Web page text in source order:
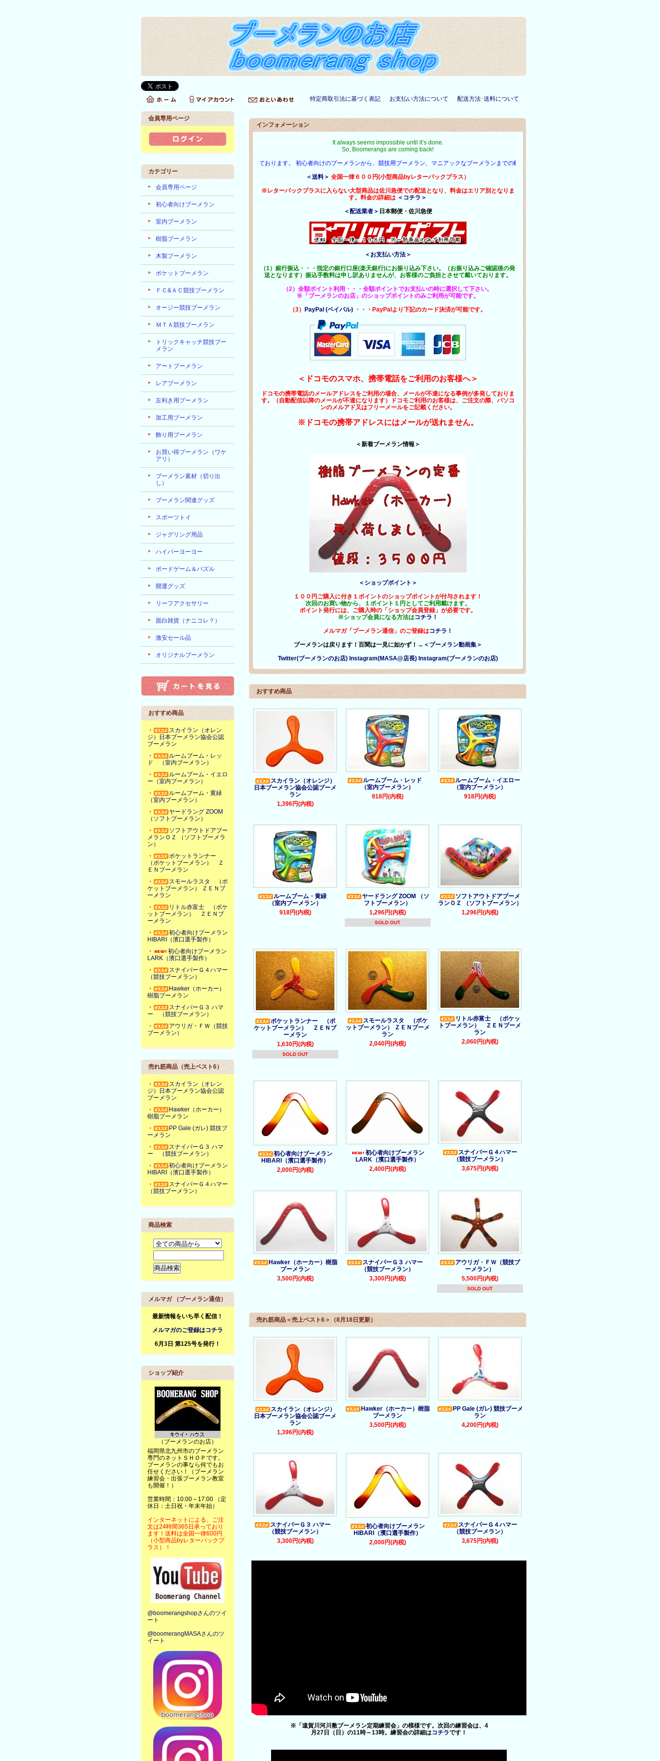
特定商取引法に基づく表記 お支払い方法について 配送方法･送料について
会員専用ページ
カテゴリー
会員専用ページ
初心者向けブーメラン
室内ブーメラン
樹脂ブーメラン
木製ブーメラン
ポケットブーメラン
ＦＣ&ＡＣ競技ブーメラン
オージー競技ブーメラン
ＭＴＡ競技ブーメラン
トリックキャッチ競技ブー
メラン
アートブーメラン
レアブーメラン
左利き用ブーメラン
加工用ブーメラン
飾り用ブーメラン
お買い得ブーメラン（ワケ
アリ）
ブーメラン素材（切り出
し）
ブーメラン関連グッズ
スポーツトイ
ジャグリング用品
ハイパーヨーヨー
ボードゲーム＆パズル
開運グッズ
リーフアクセサリー
面白雑貨（ナニコレ？）
激安セール品
オリジナルブーメラン
おすすめ商品
・
スカイラン（オレン
ジ）日本ブーメラン協会公認
ブーメラン
・
ルームブーム・レッ
ド （室内ブーメラン）
・
ルームブーム・イエロ
ー（室内ブーメラン）
・
ルームブーム・黄緑
（室内ブーメラン）
・
ヤードラング ZOOM
（ソフトブーメラン）
・
ソフトアウトドアブー
メランＯＺ （ソフトブーメラ
ン）
・
ポケットランナー
（ポケットブーメラン） Ｚ
ＥＮブーメラン
・
スモールラスタ （ポ
ケットブーメラン） ＺＥＮブ
ーメラン
・
リトル赤富士 （ポケ
ットブーメラン） ＺＥＮブ
ーメラン
・
初心者向けブーメラン
HIBARI（濱口選手製作）
・
初心者向けブーメラン
LARK（濱口選手製作）
・
スナイパーＧ４ハマー
（競技ブーメラン）
・
Hawker（ホーカー）
樹脂ブーメラン
・
スナイパーＧ３ ハマ
ー （競技ブーメラン）
・
アウリガ・ＦＷ（競技
ブーメラン）
売れ筋商品（売上ベスト6）
・
スカイラン（オレン
ジ）日本ブーメラン協会公認
ブーメラン
・
Hawker（ホーカー）
樹脂ブーメラン
・
PP Gale (ガレ) 競技ブ
ーメラン
・
スナイパーＧ３ ハマ
ー （競技ブーメラン）
・
初心者向けブーメラン
HIBARI（濱口選手製作）
・
スナイパーＧ４ハマー
（競技ブーメラン）
商品検索
メルマガ （ブーメラン通信）
最新情報をいち早く配信！
メルマガのご登録はコチラ
6月3日 第125号を発行！
ショップ紹介
（ブーメランのお店）
福岡県北九州市のブーメラン
専門のネットＳＨＯＰです。
ブーメランの事なら何でもお
任せください！（ブーメラン
練習会・出張ブーメラン教室
も開催！）
営業時間：10:00～17:00 （定
休日：土日祝・年末年始）
インターネットによる、ご注
文は24時間365日承っており
ます！送料は全国一律600円
（小型商品byレターパックプ
ラス）！
@boomerangshopさんのツイ
ート
@boomerangMASAさんのツ
イート
インフォメーション
It always seems impossible until it’s done.
So, Boomerangs are coming back!
ランのお店」の名のとおり、世界中から選りすぐりのブーメランを多数取り揃えております。 初心者向けのブーメランから、競技用ブーメラン、マニアックなブーメランまでの幅広いラインナップを、どうぞごゆっくりご覧下さい。 ブーメ
＜送料＞ 全国一律６００円(小型商品byレターパックプラス）
※レターパックプラスに入らない大型商品は佐川急便での配送となり、料金はエリア別となりま
す。料金の詳細は ＜コチラ＞
＜配送業者＞ 日本郵便・佐川急便
＜お支払い方法＞
（1）銀行振込・・・指定の銀行口座(楽天銀行)にお振り込み下さい。（お振り込みご確認後の発
送となります）振込手数料は申し訳ありませんが、お客様のご負担とさせて戴いております。
（2）全額ポイント利用・・・全額ポイントでお支払いの時に選択して下さい。
※「ブーメランのお店」のショップポイントのみご利用が可能です。
（3）
PayPal (ペイパル) ・・・PayPalより下記のカード決済が可能です。
＜ドコモのスマホ、携帯電話をご利用のお客様へ＞
ドコモの携帯電話のメールアドレスをご利用の場合、メールが不達になる事例が多発しておりま
す。（自動配信以降のメールが不達になります）ドコモご利用のお客様は、ご注文の際、パソコ
ンのメルアド又はフリーメールをご記載ください。
※ドコモの携帯アドレスにはメールが送れません。
＜新着ブーメラン情報＞
＜ショップポイント＞
１００円ご購入に付き１ポイントのショップポイントが付与されます！
次回のお買い物から、１ポイント１円としてご利用戴けます。
ポイント発行には、ご購入時の「ショップ会員登録」が必要です。
※ショップ会員になる方法はコチラ！
メルマガ「ブーメラン通信」のご登録はコチラ！
ブーメランは戻ります！百聞は一見に如かず！→ ＜ブーメラン動画集＞
Twitter(ブーメランのお店) Instagram(MASA@店長) Instagram(ブーメランのお店)
おすすめ商品
スカイラン（オレンジ）
日本ブーメラン協会公認ブーメ
ラン
1,396円(内税)
ルームブーム・レッド
（室内ブーメラン）
918円(内税)
ルームブーム・イエロー
（室内ブーメラン）
918円(内税)
ルームブーム・黄緑
（室内ブーメラン）
918円(内税)
ヤードラング ZOOM （ソ
フトブーメラン）
1,296円(内税)
SOLD OUT
ソフトアウトドアブーメ
ランＯＺ （ソフトブーメラン）
1,296円(内税)
ポケットランナー （ポ
ケットブーメラン） ＺＥＮブ
ーメラン
1,630円(内税)
SOLD OUT
スモールラスタ （ポケ
ットブーメラン） ＺＥＮブーメ
ラン
2,040円(内税)
リトル赤富士 （ポケッ
トブーメラン） ＺＥＮブーメ
ラン
2,060円(内税)
初心者向けブーメラン
HIBARI（濱口選手製作）
2,000円(内税)
初心者向けブーメラン
LARK（濱口選手製作）
2,400円(内税)
スナイパーＧ４ハマー
（競技ブーメラン）
3,675円(内税)
Hawker（ホーカー）樹脂
ブーメラン
3,500円(内税)
スナイパーＧ３ ハマー
（競技ブーメラン）
3,300円(内税)
アウリガ・ＦＷ（競技ブ
ーメラン）
5,500円(内税)
SOLD OUT
売れ筋商品＜売上ベスト6＞（8月18日更新）
スカイラン（オレンジ）
日本ブーメラン協会公認ブーメ
ラン
1,396円(内税)
Hawker（ホーカー）樹脂
ブーメラン
3,500円(内税)
PP Gale (ガレ) 競技ブーメ
ラン
4,200円(内税)
スナイパーＧ３ ハマー
（競技ブーメラン）
3,300円(内税)
初心者向けブーメラン
HIBARI（濱口選手製作）
2,000円(内税)
スナイパーＧ４ハマー
（競技ブーメラン）
3,675円(内税)
※「遠賀川河川敷ブーメラン定期練習会」の模様です。次回の練習会は、4
月27日（日）の11時～13時。練習会の詳細はコチラです！